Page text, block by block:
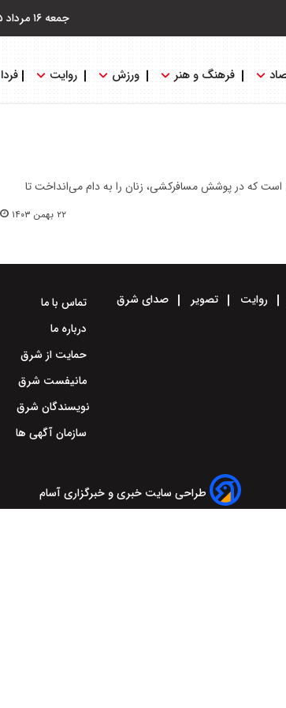
جمعه ۱۶ مرداد ۱۴۰۵
فرهنگ و هنر ورزش روایت فردا
که در پوشش مسافرکشی، زنان را به دام می‌انداخت تا
۲۲ بهمن ۱۴۰۳
روایت تصویر صدای شرق
تماس با ما
درباره ما
حمایت از شرق
مانیفست شرق
نویسندگان شرق
سازمان آگهی ها
طراحی سایت خبری و خبرگزاری آسام